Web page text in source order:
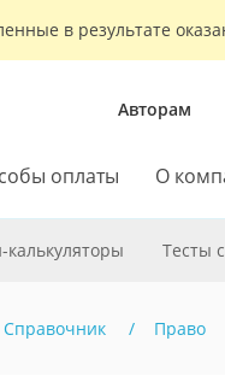
в результате
Авторам
оплаты О
Тесты
Справочник Право